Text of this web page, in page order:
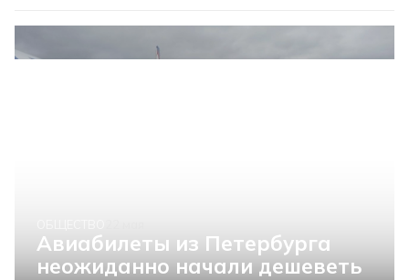
Авиабилеты из Петербурга
неожиданно начали дешеветь